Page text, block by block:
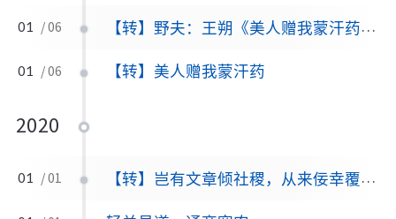
01 / 06 【转】野夫：王朔《美人赠我蒙汗药》写作出版真相
01 / 06 【转】美人赠我蒙汗药
2020
01 / 01 【转】岂有文章倾社稷，从来佞幸覆乾坤